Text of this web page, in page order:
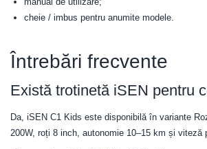
cheie / imbus pentru anumite modele.
Întrebări frecvente
Există trotinetă iSEN pentru
Da, iSEN C1 Kids este disponibilă în variante
200W, roți 8 inch, autonomie 10–15 km și viteză